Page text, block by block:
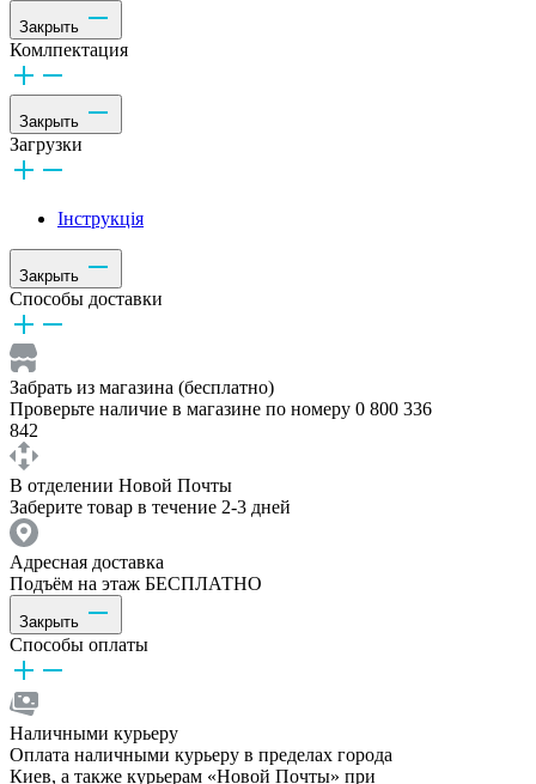
Закрыть
Комлпектация
Закрыть
Загрузки
Інструкція
Закрыть
Способы доставки
Забрать из магазина (бесплатно)
Проверьте наличие в магазине по номеру 0 800 336
842
В отделении Новой Почты
Заберите товар в течение 2-3 дней
Адресная доставка
Подъём на этаж БЕСПЛАТНО
Закрыть
Способы оплаты
Наличными курьеру
Оплата наличными курьеру в пределах города
Киев, а также курьерам «Новой Почты» при